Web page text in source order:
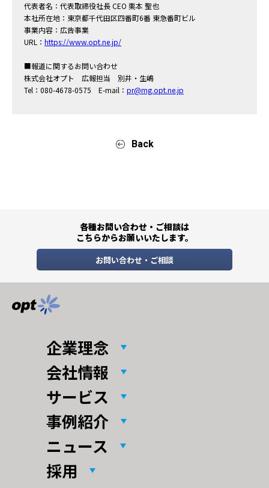
代表者名：代表取締役社長 CEO 栗本 聖也
本社所在地：東京都千代田区四番町6番 東急番町ビル
事業内容：広告事業
URL： https://www.opt.ne.jp/
■報道に関するお問い合わせ
株式会社オプト 広報担当 別井・生嶋
Tel：080-4678-0575 E-mail： pr@mg.opt.ne.jp
Back
各種お問い合わせ・ご相談は
こちらからお願いいたします。
お問い合わせ・ご相談
企業理念
会社情報
サービス
事例紹介
ニュース
採用